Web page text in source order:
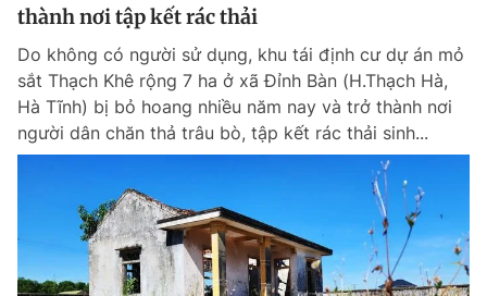
thành nơi tập kết rác thải
Do không có người sử dụng, khu tái định cư dự án mỏ
sắt Thạch Khê rộng 7 ha ở xã Đỉnh Bàn (H.Thạch Hà,
Hà Tĩnh) bị bỏ hoang nhiều năm nay và trở thành nơi
người dân chăn thả trâu bò, tập kết rác thải sinh...